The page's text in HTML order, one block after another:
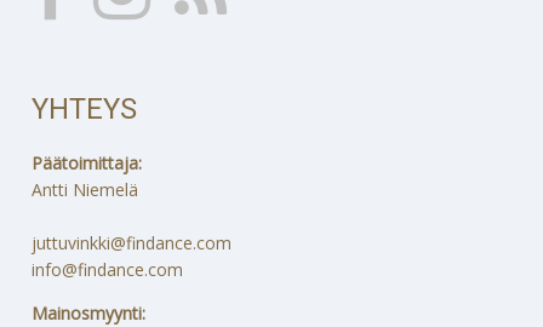
YHTEYS
Päätoimittaja:
Antti Niemelä
juttuvinkki@findance.com
info@findance.com
Mainosmyynti: